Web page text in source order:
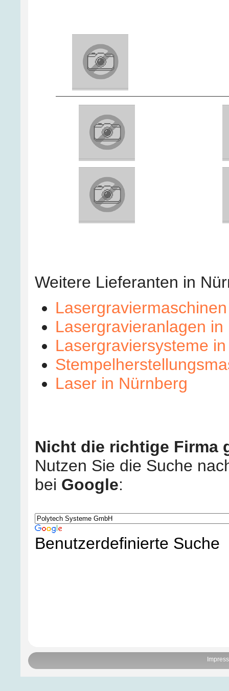
Weitere Lieferanten in
Lasergravieranlagen in
Lasergraviersysteme
Laser in Nürnberg
Nicht die richtige Firma
Nutzen Sie die Suche
bei Google:
Benutzerdefinierte Suche